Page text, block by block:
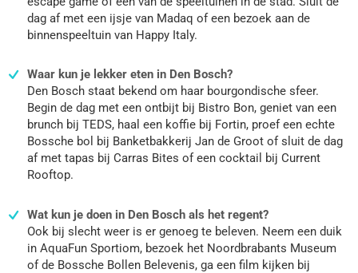
dag af met een ijsje van Madaq of een bezoek aan de
binnenspeeltuin van Happy Italy.
Waar kun je lekker eten in Den Bosch?
Den Bosch staat bekend om haar bourgondische sfeer.
Begin de dag met een ontbijt bij Bistro Bon, geniet van een
brunch bij TEDS, haal een koffie bij Fortin, proef een echte
Bossche bol bij Banketbakkerij Jan de Groot of sluit de dag
af met tapas bij Carras Bites of een cocktail bij Current
Rooftop.
Wat kun je doen in Den Bosch als het regent?
Ook bij slecht weer is er genoeg te beleven. Neem een duik
in AquaFun Sportiom, bezoek het Noordbrabants Museum
of de Bossche Bollen Belevenis, ga een film kijken bij